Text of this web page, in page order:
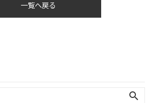
一覧へ戻る
search